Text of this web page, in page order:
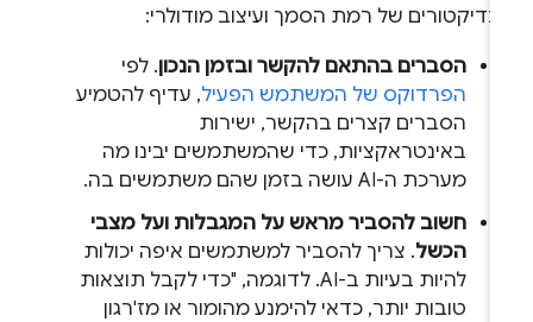
של רמת הסמך ועיצוב מודולרי:
הסברים בהתאם להקשר ובזמן הנכון. לפי
הפרדוקס של המשתמש הפעיל, עדיף להטמיע
הסברים קצרים בהקשר, ישירות
באינטראקציות, כדי שהמשתמשים יבינו מה
מערכת ה-AI עושה בזמן שהם משתמשים בה.
חשוב להסביר מראש על המגבלות ועל מצבי
הכשל. צריך להסביר למשתמשים איפה יכולות
להיות בעיות ב-AI. לדוגמה, "כדי לקבל תוצאות
טובות יותר, כדאי להימנע מהומור או מז'רגון